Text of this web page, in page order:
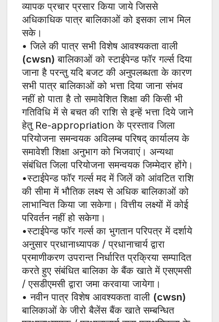
व्यापक प्रचार प्रसार किया जाये जिससे
अधिकाधिक पात्र बालिकाओं को इसका लाभ मिल
सके।
• जिले की पात्र सभी विशेष आवश्यकता वाली
(cwsn) बालिकाओं को स्टाईपेन्ड फॉर गर्ल्स दिया
जाना है परन्तु यदि बजट की अनुपलब्धता के कारण
सभी पात्र बालिकाओं को भत्ता दिया जाना संभव
नहीं हो पाता है तो समावेशित शिक्षा की किसी भी
गतिविधि में से बचत की राशि से इन्हें भत्ता दिये जाने
हेतु Re-appropriation के प्रस्ताव जिला
परियोजना समन्वयक अविलम्ब परिषद् कार्यालय के
समावेशी शिक्षा अनुभाग को भिजवाएं। अन्यथा
संबंधित जिला परियोजना समन्वयक जिम्मेदार होंगे।
•स्टाईपेन्ड फॉर गर्ल्स मद में जिलें को आंवटित राशि
की सीमा में भौतिक लक्ष्य से अधिक बालिकाओं को
लाभान्वित किया जा सकेगा। वित्तीय लक्ष्यों में कोई
परिवर्तन नहीं हो सकेगा।
•स्टाईपेन्ड फॉर गर्ल्स का भुगतान परिपत्र में दर्शाये
अनुसार प्रधानाध्यापक / प्रधानाचार्य द्वारा
प्रमाणीकरण उपरान्त निर्धारित प्रक्रिया सम्पादित
करते हुए संबंधित बालिका के बैंक खाते में एसएमसी
/ एसडीएमसी द्वारा जमा करवाया जायेगा।
• नवीन पात्र विशेष आवश्यकता वाली (cwsn)
बालिकाओं के जीरो बैलेंस बैंक खाते सम्बन्धित